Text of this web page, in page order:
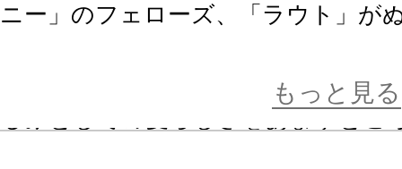
ニー」のフェローズ、「ラウト」が
サクライの描くキャラクターとして
もっと見る